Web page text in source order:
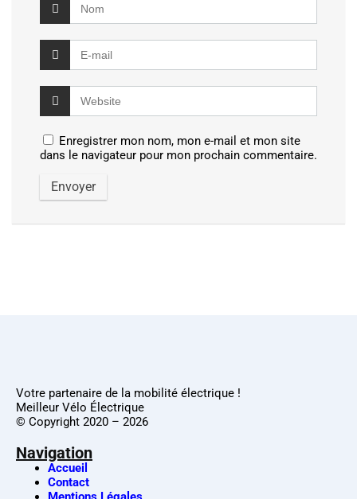
Enregistrer mon nom, mon e-mail et mon site
dans le navigateur pour mon prochain commentaire.
Votre partenaire de la mobilité électrique !
Meilleur Vélo Électrique
© Copyright 2020 – 2026
Navigation
Accueil
Contact